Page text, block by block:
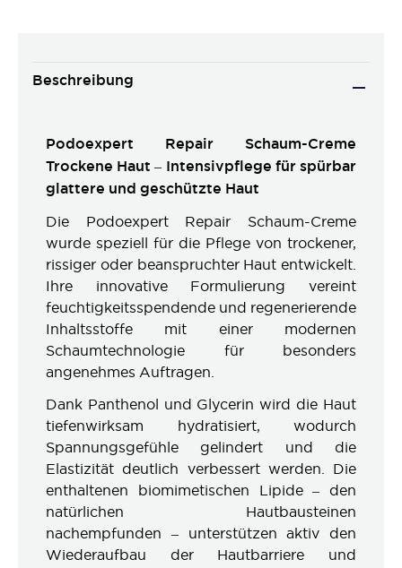
Beschreibung
Podoexpert Repair Schaum-Creme
Trockene Haut – Intensivpflege für spürbar
glattere und geschützte Haut
Die Podoexpert Repair Schaum-Creme
wurde speziell für die Pflege von trockener,
rissiger oder beanspruchter Haut entwickelt.
Ihre innovative Formulierung vereint
feuchtigkeitsspendende und regenerierende
Inhaltsstoffe mit einer modernen
Schaumtechnologie für besonders
angenehmes Auftragen.
Dank Panthenol und Glycerin wird die Haut
tiefenwirksam hydratisiert, wodurch
Spannungsgefühle gelindert und die
Elastizität deutlich verbessert werden. Die
enthaltenen biomimetischen Lipide – den
natürlichen Hautbausteinen
nachempfunden – unterstützen aktiv den
Wiederaufbau der Hautbarriere und